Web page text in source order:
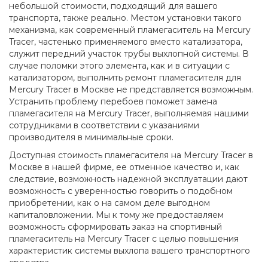
небольшой стоимости, подходящий для вашего
транспорта, также реально. Местом установки такого
механизма, как современный пламегаситель на Mercury
Tracer, частенько применяемого вместо катализатора,
служит передний участок трубы выхлопной системы. В
случае поломки этого элемента, как и в ситуации с
катализатором, выполнить ремонт пламегасителя для
Mercury Tracer в Москве не представляется возможным.
Устранить проблему перебоев поможет замена
пламегасителя на Mercury Tracer, выполняемая нашими
сотрудниками в соответствии с указаниями
производителя в минимальные сроки.
Доступная стоимость пламегасителя на Mercury Tracer в
Москве в нашей фирме, ее отменное качество и, как
следствие, возможность надежной эксплуатации дают
возможность с уверенностью говорить о подобном
приобретении, как о на самом деле выгодном
капиталовложении. Мы к тому же предоставляем
возможность сформировать заказ на спортивный
пламегаситель на Mercury Tracer с целью повышения
характеристик системы выхлопа вашего транспортного